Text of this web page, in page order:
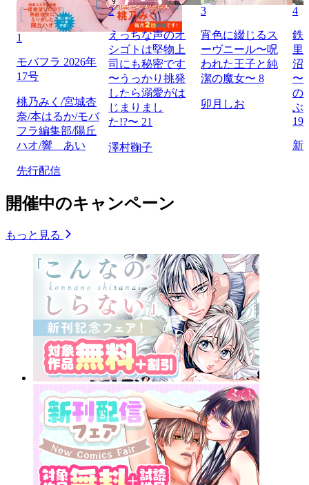
1
モバフラ 2026年
17号
桃乃みく/宮城杏
奈/本はるか/モバ
フラ編集部/陽丘
ハオ/響 あい
先行配信
2
えっちな声のオ
シゴトは堅物上
司にも秘密です
〜うっかり挑発
したら溺愛がは
じまりまし
た!?〜 21
澤村鞠子
3
宵色に綴じるス
ーヴニール〜呪
われた王子と純
潔の魔女〜 8
卯月しお
4
鉄
里
沼
〜
の
ぶ
19
新
開催中のキャンペーン
もっと見る